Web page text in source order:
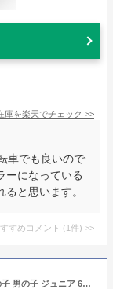
庫を楽天でチェック >>
車でも良いので
ーになっている
と思います。
すめコメント (1件) >
折りたたみ自転車 子供用 小学生 20インチ 女の子 男の子 ジュニア 6歳 7歳 8歳 9歳 LEDオートライト シマノ 変速なし 前カゴ付き おしゃれ 子供用自転車【お客様組立】アウトレット a.n.design works FV20HD